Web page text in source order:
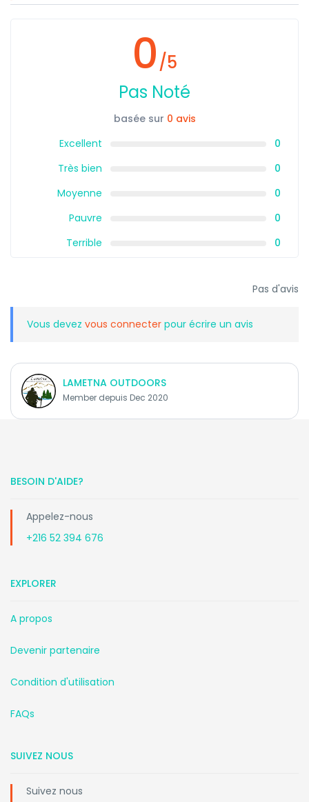
0/5
Pas Noté
basée sur 0 avis
Excellent
0
Très bien
0
Moyenne
0
Pauvre
0
Terrible
0
Pas d'avis
Vous devez vous connecter pour écrire un avis
LAMETNA OUTDOORS
Member depuis Dec 2020
BESOIN D'AIDE?
Appelez-nous
+216 52 394 676
EXPLORER
A propos
Devenir partenaire
Condition d'utilisation
FAQs
SUIVEZ NOUS
Suivez nous